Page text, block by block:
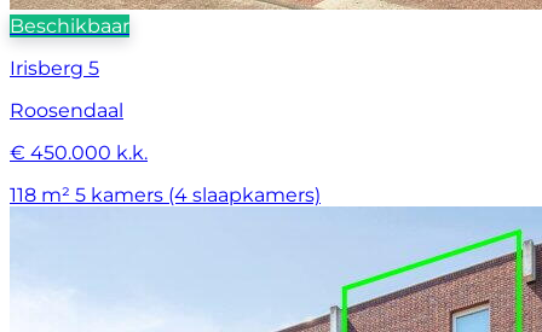
Beschikbaar
Irisberg 5
Roosendaal
€ 450.000 k.k.
118 m² 5 kamers (4 slaapkamers)